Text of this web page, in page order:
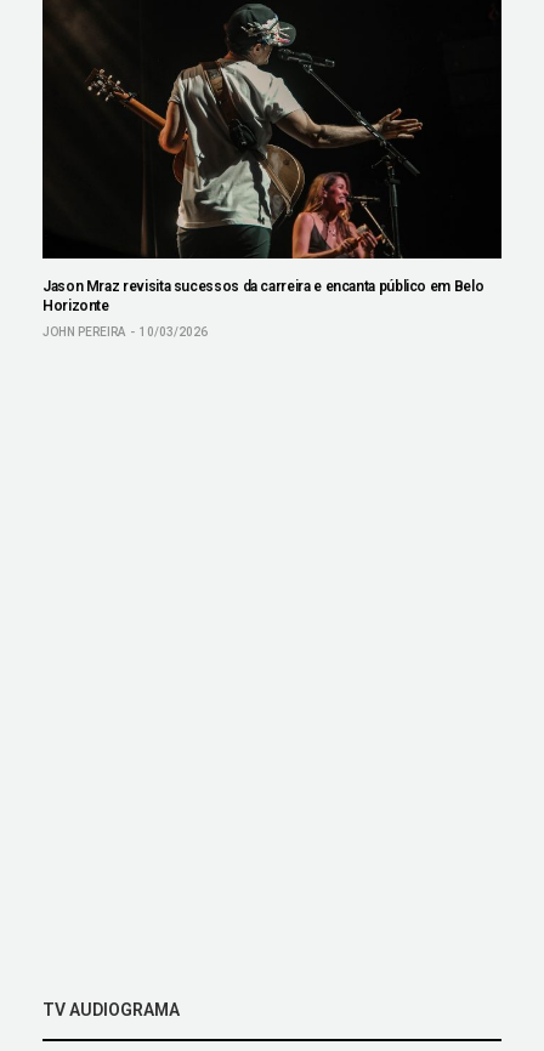
Jason Mraz revisita sucessos da carreira e encanta público em Belo
Horizonte
JOHN PEREIRA 10/03/2026
TV AUDIOGRAMA